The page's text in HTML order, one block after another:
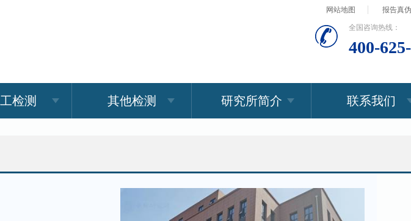
网站地图 报告真
全国咨询热线：
400-
检测 其他检测 研究所简介 联系我们